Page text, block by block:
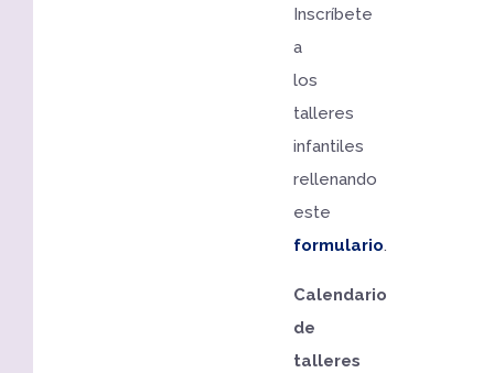
Inscríbete
a
los
talleres
infantiles
rellenando
este
formulario.
Calendario
de
talleres